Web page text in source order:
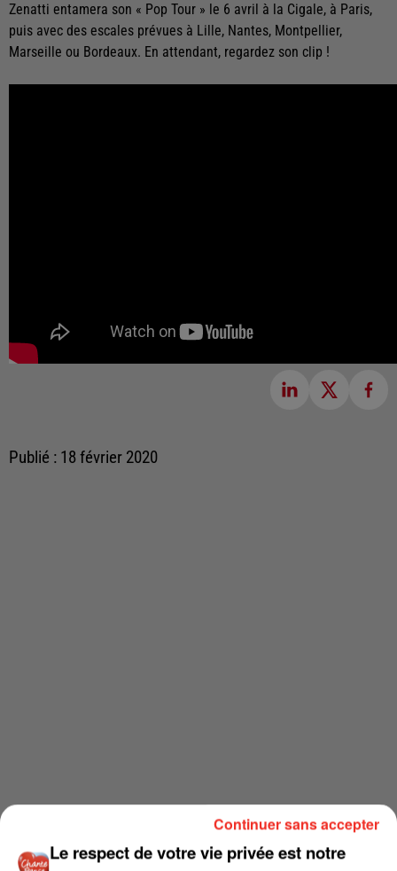
Zenatti entamera son « Pop Tour » le 6 avril à la Cigale, à Paris,
puis avec des escales prévues à Lille, Nantes, Montpellier,
Marseille ou Bordeaux. En attendant, regardez son clip !
Publié : 18 février 2020
Le respect de votre vie privée est notre
Continuer sans accepter